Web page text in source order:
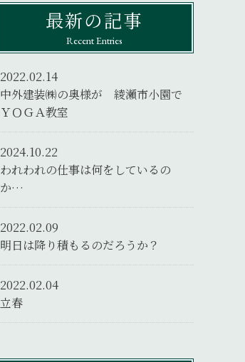
最新の記事
Recent Entries
2022.02.14
中外建装㈱の奥様が 綾瀬市小園で
ＹＯＧＡ教室
2024.10.22
われわれの仕事は何をしているの
か…
2022.02.09
明日は降り積もるのだろうか？
2022.02.04
立春